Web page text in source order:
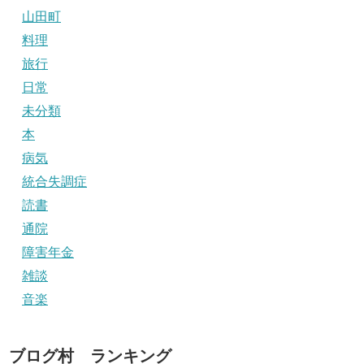
山田町
料理
旅行
日常
未分類
本
病気
統合失調症
読書
通院
障害年金
雑談
音楽
ブログ村 ランキング